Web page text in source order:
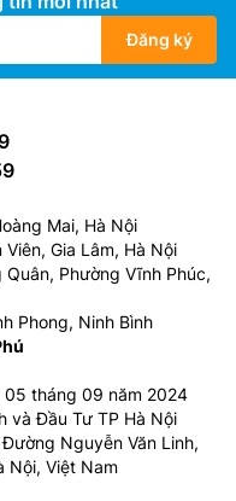
Đăng ký
Mai, Hà Nội
Gia Lâm, Hà Nội
Phường Vĩnh Phúc,
Phong, Ninh Bình
tháng 09 năm 2024
và Đầu Tư TP Hà Nội
Nguyễn Văn Linh,
Nội, Việt Nam